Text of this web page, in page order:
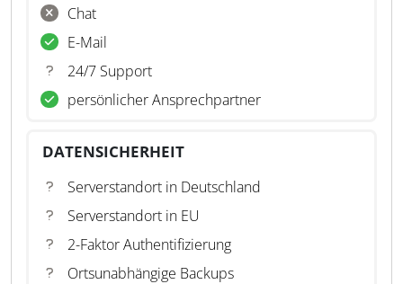
Chat
E-Mail
24/7 Support
persönlicher Ansprechpartner
DATENSICHERHEIT
Serverstandort in Deutschland
Serverstandort in EU
2-Faktor Authentifizierung
Ortsunabhängige Backups